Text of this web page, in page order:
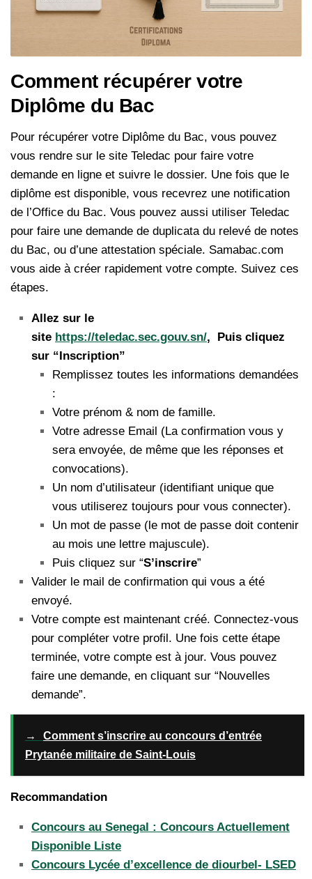
Comment récupérer votre
Diplôme du Bac
Pour récupérer votre Diplôme du Bac, vous pouvez
vous rendre sur le site Teledac pour faire votre
demande en ligne et suivre le dossier. Une fois que le
diplôme est disponible, vous recevrez une notification
de l’Office du Bac. Vous pouvez aussi utiliser Teledac
pour faire une demande de duplicata du relevé de notes
du Bac, ou d’une attestation spéciale. Samabac.com
vous aide à créer rapidement votre compte. Suivez ces
étapes.
Allez sur le
site https://teledac.sec.gouv.sn/, Puis cliquez
sur “Inscription”
Remplissez toutes les informations demandées
:
Votre prénom & nom de famille.
Votre adresse Email (La confirmation vous y
sera envoyée, de même que les réponses et
convocations).
Un nom d’utilisateur (identifiant unique que
vous utiliserez toujours pour vous connecter).
Un mot de passe (le mot de passe doit contenir
au mois une lettre majuscule).
Puis cliquez sur “S’inscrire”
Valider le mail de confirmation qui vous a été
envoyé.
Votre compte est maintenant créé. Connectez-vous
pour compléter votre profil. Une fois cette étape
terminée, votre compte est à jour. Vous pouvez
faire une demande, en cliquant sur “Nouvelles
demande”.
→
Comment s’inscrire au concours d’entrée
Prytanée militaire de Saint-Louis
Recommandation
Concours au Senegal : Concours Actuellement
Disponible Liste
Concours Lycée d’excellence de diourbel- LSED